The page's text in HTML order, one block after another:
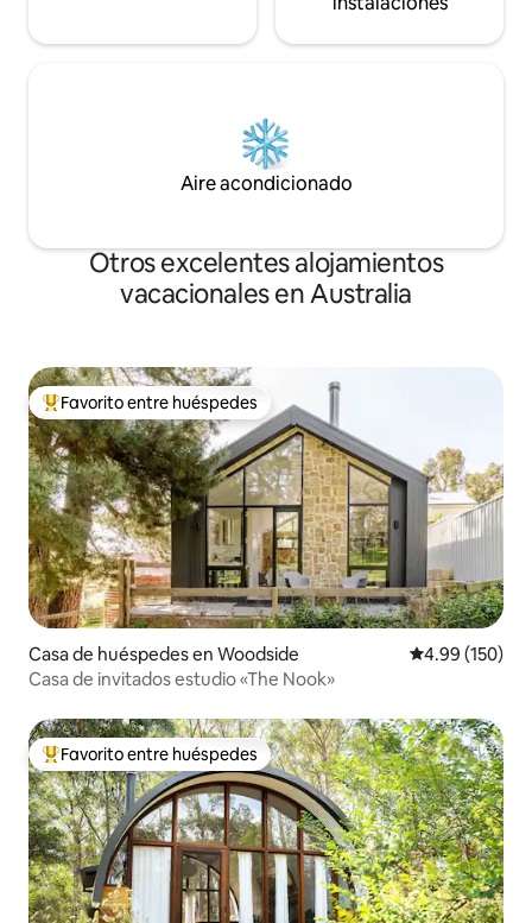
Aire acondicionado
Otros excelentes alojamientos
vacacionales en Australia
De los mejores en Favorito entre huéspedes
Favorito entre huéspedes
Casa de huéspedes en Woodside Calificación
4.99 (150)
Casa de invitados estudio «The Nook»
De los mejores en Favorito entre huéspedes
Favorito entre huéspedes